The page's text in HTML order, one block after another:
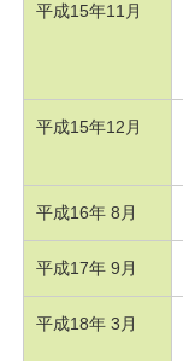
平成15年11月
平成15年12月
平成16年 8月
平成17年 9月
平成18年 3月